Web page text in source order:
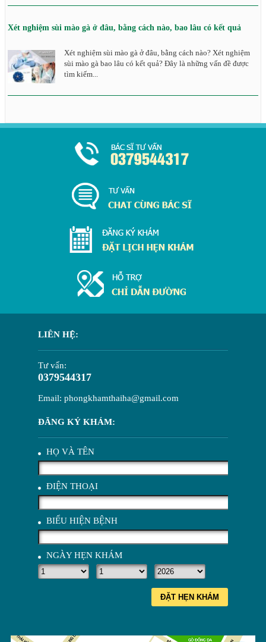
Xét nghiệm sùi mào gà ở đâu, bằng cách nào, bao lâu có kết quả
Xét nghiệm sùi mào gà ở đâu, bằng cách nào? Xét nghiệm
sùi mào gà bao lâu có kết quả? Đây là những vấn đề được
tìm kiếm...
LIÊN HỆ:
Tư vấn:
0379544317
Email: phongkhamthaiha@gmail.com
ĐĂNG KÝ KHÁM:
HỌ VÀ TÊN
ĐIỆN THOẠI
BIỂU HIỆN BỆNH
NGÀY HẸN KHÁM
ĐẶT HẸN KHÁM